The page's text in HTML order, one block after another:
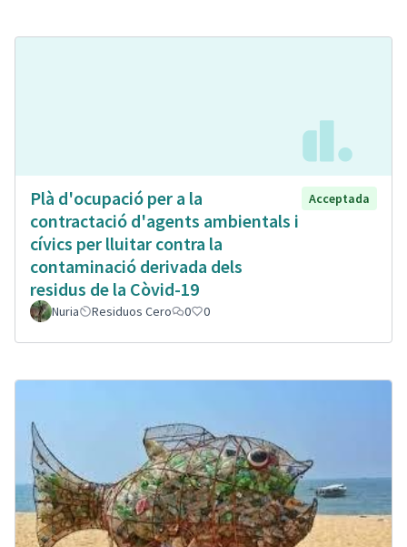
Plà d'ocupació per a la
contractació d'agents ambientals i
cívics per lluitar contra la
contaminació derivada dels
residus de la Còvid-19
Acceptada
Nuria Residuos Cero 0 0